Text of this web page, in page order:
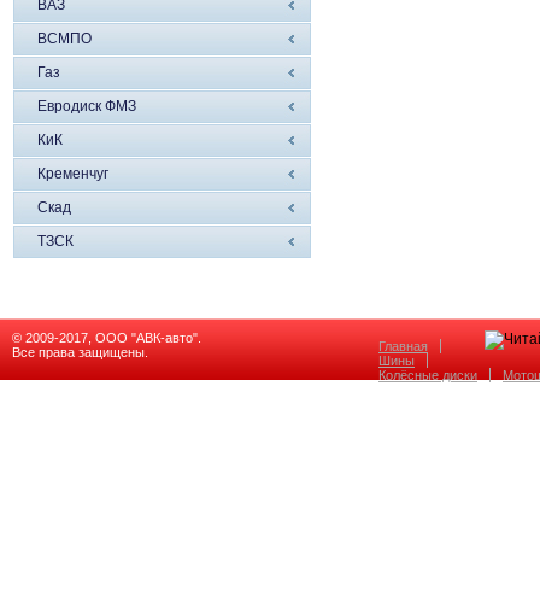
ВАЗ
ВСМПО
Газ
Евродиск ФМЗ
КиК
Кременчуг
Скад
ТЗСК
© 2009-2017, ООО "АВК-авто".
Все права защищены.
Главная
Шины
Колёсные диски